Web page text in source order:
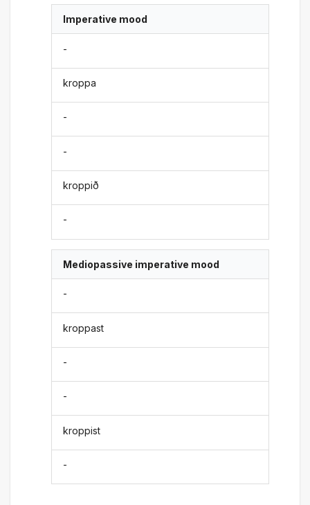
Imperative mood
-
kroppa
-
-
kroppið
-
Mediopassive imperative mood
-
kroppast
-
-
kroppist
-